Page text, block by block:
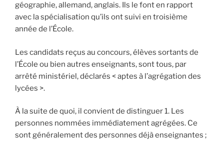
géographie, allemand, anglais. Ils le font en rapport
avec la spécialisation qu’ils ont suivi en troisième
année de l’École.
Les candidats reçus au concours, élèves sortants de
l’École ou bien autres enseignants, sont tous, par
arrêté ministériel, déclarés < aptes à l’agrégation des
lycées >.
À la suite de quoi, il convient de distinguer 1. Les
personnes nommées immédiatement agrégées. Ce
sont généralement des personnes déjà enseignantes ;